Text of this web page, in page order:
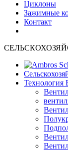
Циклоны
Зажимные
Контакт
Технология